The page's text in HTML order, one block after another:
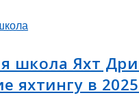
школа Яхт
яхтингу в